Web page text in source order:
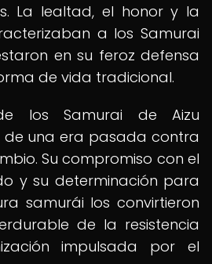
La lealtad, el honor y la
a los Samurai
en su feroz defensa
de vida tradicional.
los Samurai de Aizu
de una era pasada contra
Su compromiso con el
y su determinación para
samurái los convirtieron
de la resistencia
impulsada por el